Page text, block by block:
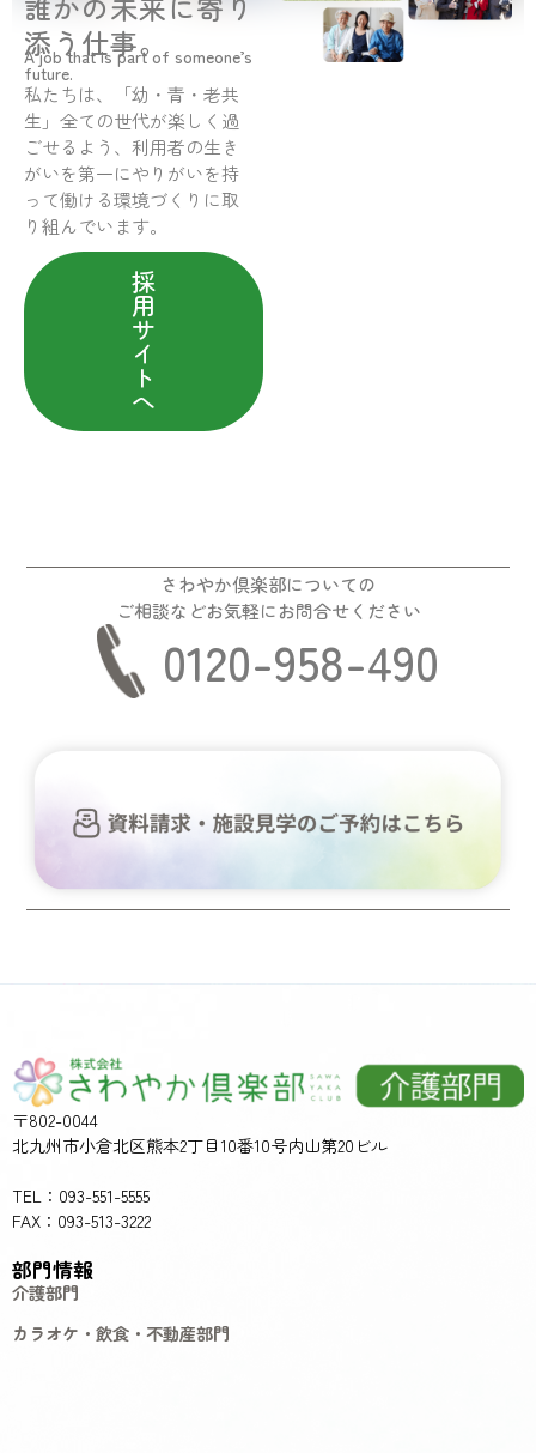
添う仕事。
A job that is part of someone’s
future.
私たちは、「幼・青・老共
生」全ての世代が楽しく過
ごせるよう、利用者の生き
がいを第一にやりがいを持
って働ける環境づくりに取
り組んでいます。
採
用
サ
イ
ト
へ
さわやか倶楽部についての
ご相談などお気軽にお問合せください
0120-958-490
〒802-0044
北九州市小倉北区熊本2丁目10番10号内山第20ビル
TEL：093-551-5555
FAX：093-513-3222
部門情報
介護部門
カラオケ・飲食・不動産部門